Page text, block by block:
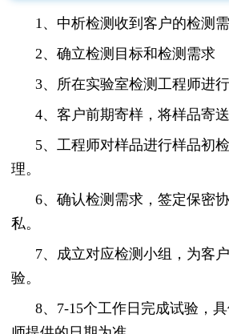
1、中析检测收到客户的检测需
2、确立检测目标和检测需求
3、所在实验室检测工程师进行
4、客户前期寄样，将样品寄
5、工程师对样品进行样品初
理。
6、确认检测需求，签定保密
私。
7、成立对应检测小组，为客
验。
8、7-15个工作日完成试验，